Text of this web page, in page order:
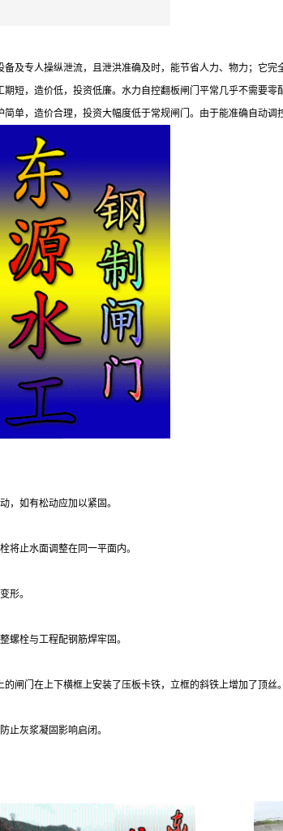
及专人操纵泄流，且泄洪准确及时，能节省人力、物力；它
短，造价低，投资低廉。水力自控翻板闸门平常几乎不需要
单，造价合理，投资大幅度低于常规闸门。由于能准确自动
，如有松动应加以紧固。
将止水面调整在同一平面内。
形。
螺栓与工程配钢筋焊牢固。
闸门在上下横框上安装了压板卡铁，立框的斜铁上增加了顶丝
止灰浆凝固影响启闭。